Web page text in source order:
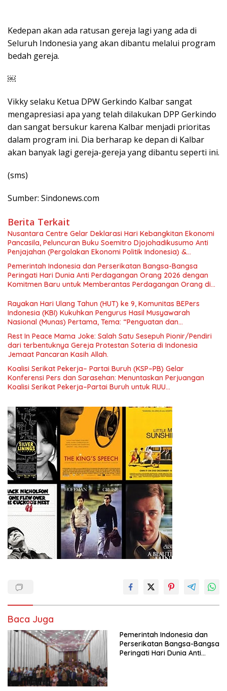
Kedepan akan ada ratusan gereja lagi yang ada di
Seluruh Indonesia yang akan dibantu melalui program
bedah gereja.
￼
Vikky selaku Ketua DPW Gerkindo Kalbar sangat
mengapresiasi apa yang telah dilakukan DPP Gerkindo
dan sangat bersukur karena Kalbar menjadi prioritas
dalam program ini. Dia berharap ke depan di Kalbar
akan banyak lagi gereja-gereja yang dibantu seperti ini.
(sms)
Sumber: Sindonews.com
Berita Terkait
Nusantara Centre Gelar Deklarasi Hari Kebangkitan Ekonomi
Pancasila, Peluncuran Buku Soemitro Djojohadikusumo Anti
Penjajahan (Pergolakan Ekonomi Politik Indonesia) &
Simposium Nasional “Urgensi Undang-Undang Perekonomian
Nasional dan Kesejahteraan Sosial dalam Menata Bangsa
Menuju Indonesia Emas 2045”,
Pemerintah Indonesia dan Perserikatan Bangsa-Bangsa
Peringati Hari Dunia Anti Perdagangan Orang 2026 dengan
Komitmen Baru untuk Memberantas Perdagangan Orang di
Rayakan Hari Ulang Tahun (HUT) ke 9, Komunitas BEPers
Indonesia (KBI) Kukuhkan Pengurus Hasil Musyawarah
Nasional (Munas) Pertama, Tema: “Penguatan dan
Pengembangan Organisasi KBI yang Berbasis Riset di seluruh
Indonesia dan Mancanegara”.
Rest In Peace Mama Joke: Salah Satu Sesepuh Pionir/Pendiri
dari terbentuknya Gereja Protestan Soteria di Indonesia
Jemaat Pancaran Kasih Allah.
Koalisi Serikat Pekerja– Partai Buruh (KSP–PB) Gelar
Konferensi Pers dan Sarasehan: Menuntaskan Perjuangan
Koalisi Serikat Pekerja–Partai Buruh untuk RUU
Baca Juga
Pemerintah Indonesia dan
Perserikatan Bangsa-Bangsa
Peringati Hari Dunia Anti